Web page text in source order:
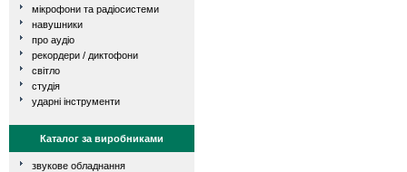
мікрофони та радіосистеми
навушники
про аудіо
рекордери / диктофони
світло
студія
ударні інструменти
Каталог за виробниками
звукове обладнання